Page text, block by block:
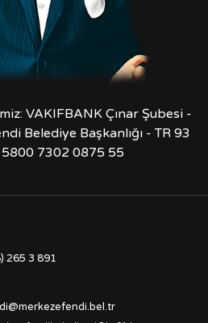
VAKIFBANK Çınar Şubesi -
Belediye Başkanlığı - TR 93
7302 0875 55
265 3 891